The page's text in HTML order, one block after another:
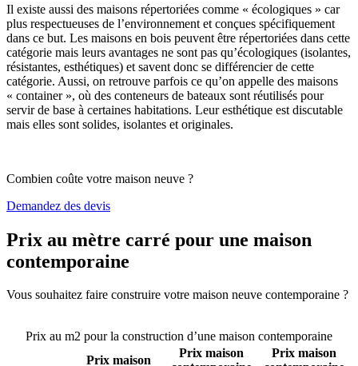
Il existe aussi des maisons répertoriées comme « écologiques » car
plus respectueuses de l’environnement et conçues spécifiquement
dans ce but. Les maisons en bois peuvent être répertoriées dans cette
catégorie mais leurs avantages ne sont pas qu’écologiques (isolantes,
résistantes, esthétiques) et savent donc se différencier de cette
catégorie. Aussi, on retrouve parfois ce qu’on appelle des maisons
« container », où des conteneurs de bateaux sont réutilisés pour
servir de base à certaines habitations. Leur esthétique est discutable
mais elles sont solides, isolantes et originales.
Combien coûte votre maison neuve ?
Demandez des devis
Prix au mètre carré pour une maison
contemporaine
Vous souhaitez faire construire votre maison neuve contemporaine ?
Prix au m2 pour la construction d’une maison contemporaine
Prix maison
Prix maison
Prix maison